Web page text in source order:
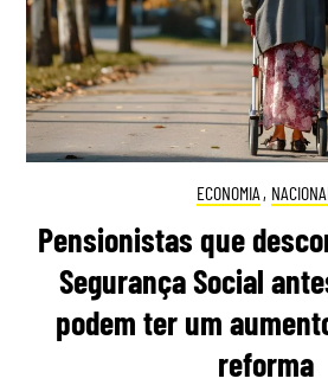
ECONOMIA ,
Pensionistas que
Segurança Social
podem ter um
reforma